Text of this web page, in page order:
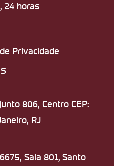
24 horas
Privacidade
806, Centro CEP:
RJ
Sala 801, Santo